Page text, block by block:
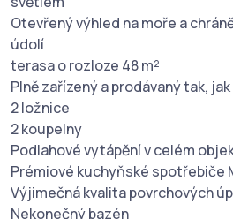
Otevřený výhled na moře a
údolí
terasa o rozloze 48 m²
Plně zařízený a prodávaný tak,
2 ložnice
2 koupelny
Podlahové vytápění v celém
Prémiové kuchyňské spotřebiče
Výjimečná kvalita povrchových
Nekonečný bazén